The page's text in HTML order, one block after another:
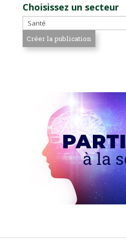
Choisissez un secteur